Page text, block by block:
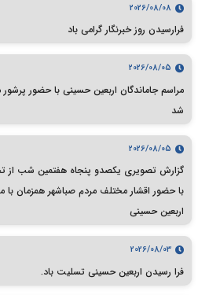
2026/08/08
فرارسیدن روز خبرنگار گرامی باد
2026/08/05
مراسم جاماندگان اربعین حسینی با حضور پرشور
شد
2026/08/05
گزارش تصویری یکصدو پنجاه هفتمین شب از
با حضور اقشار مختلف مردم صباشهر همزمان با
اربعین حسینی
2026/08/03
فرا رسیدن اربعین حسینی تسلیت باد.